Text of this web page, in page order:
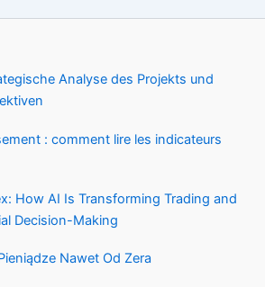
Analyse des Projekts und
: comment lire les indicateurs
How AI Is Transforming Trading and
Decision-Making
Nawet Od Zera